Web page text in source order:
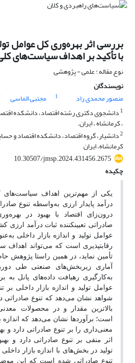
بررسی اثر بهره‌وری کل عوامل
با تأکید بر اهداف سیاست‌های
نوع مقاله : علمی - پژوهشی
نویسندگان
منصور محمدی راد
1 مجتبی الماسی
1 دانشجوی دکتری رشته اقتصاد، دانشکده
، کرمانشاه ، ایران.
2دانشیار، گروه اقتصاد، دانشکده اقتصاد و
کرمانشاه، ایران
10.30507/jmsp.2024.431456.2675
چکیده
یکی از مهم‌ترین اهداف سیاست‌های
درآمد پایدار ارزی به‌واسطه تنوع
درون‌زای اقتصاد با بهبود در
صادراتی تعیین­کننده ثبات درآمد ارزی
عوامل تولید و اندازه بازار داخلی
رقابت­پذیری است که می‌تواند اهداف
تأمین نماید، در همین راستا پژوهش
به‌کارگیری رهیافت داده‌های پانل
عوامل تولید و اندازه بازار داخلی بر
شواهد نشان می‌دهد که تنوع صادراتی
بالاترین مقدار و در محصولات
است؛ برآوردها نشان می‌دهد که اندازه
معنی‌داری را بر تنوع صادراتی دارد و
اثر منفی بر تنوع صادراتی دارد و
تولید در بخش‌های با اندازه بازار
تنوع صادراتی شده است که این